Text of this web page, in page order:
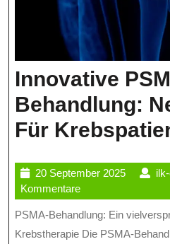
Innovative
Behandlung:
Für
20 September 202520
2025
Kommentare
PSMA-Behandlung: Ein vielversprechender Ansatz in der
Krebstherapie Die PSMA-